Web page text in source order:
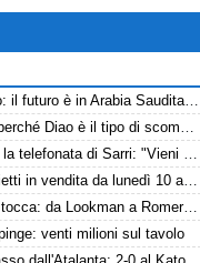
Djimsiti saluta Bergamo: il futuro è in Arabia Saudita! Tre milioni e firma biennale
La tela con lo strappo: perché Diao è il tipo di scommessa che Giuntoli ama
Retroscena Romagnoli, la telefonata di Sarri: "Vieni con me a Bergamo"
Atalanta-Sassuolo, biglietti in vendita da lunedì 10 agosto
Inter, il tesoretto non si tocca: da Lookman a Romero, un anno di rinunce
venti milioni sul tavolo